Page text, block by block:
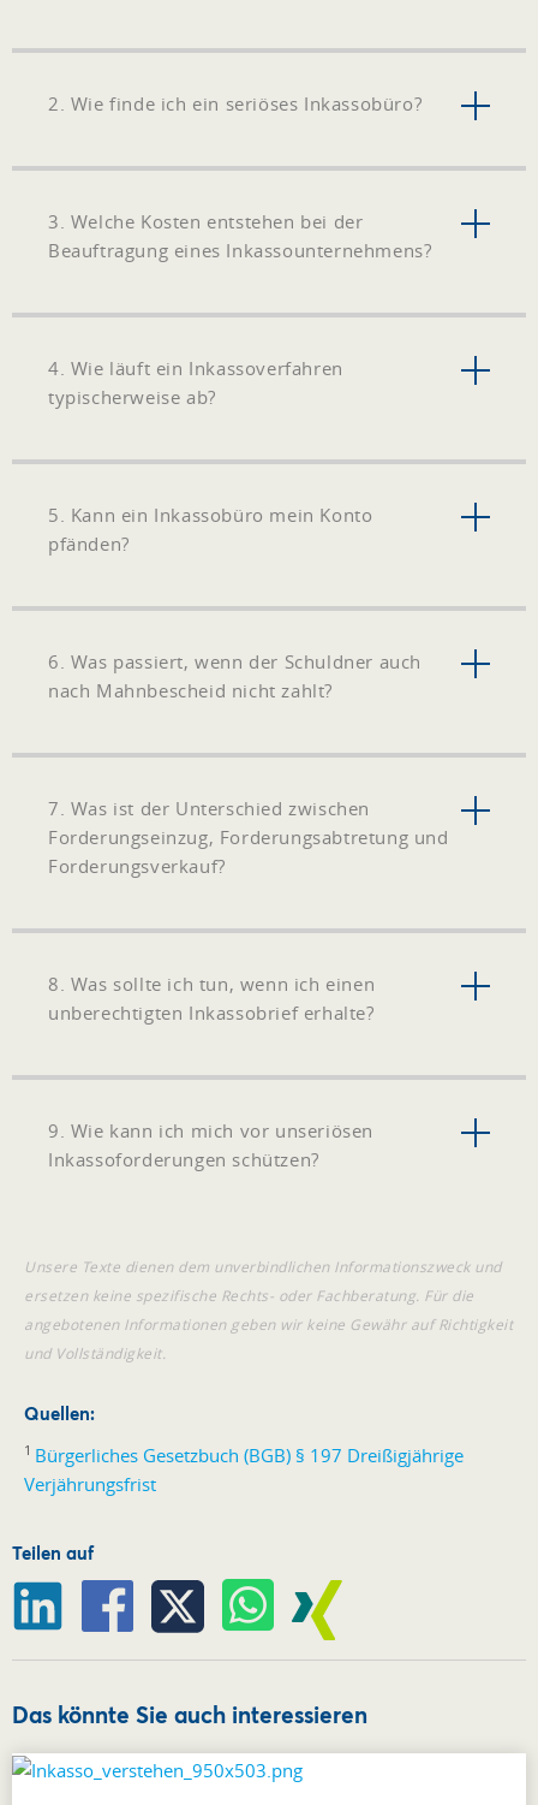
2. Wie finde ich ein seriöses Inkassobüro?
3. Welche Kosten entstehen bei der
Beauftragung eines Inkassounternehmens?
4. Wie läuft ein Inkassoverfahren
typischerweise ab?
5. Kann ein Inkassobüro mein Konto
pfänden?
6. Was passiert, wenn der Schuldner auch
nach Mahnbescheid nicht zahlt?
7. Was ist der Unterschied zwischen
Forderungseinzug, Forderungsabtretung und
Forderungsverkauf?
8. Was sollte ich tun, wenn ich einen
unberechtigten Inkassobrief erhalte?
9. Wie kann ich mich vor unseriösen
Inkassoforderungen schützen?
Unsere Texte dienen dem unverbindlichen Informationszweck und
ersetzen keine spezifische Rechts- oder Fachberatung. Für die
angebotenen Informationen geben wir keine Gewähr auf Richtigkeit
und Vollständigkeit.
Quellen:
1 Bürgerliches Gesetzbuch (BGB) § 197 Dreißigjährige
Verjährungsfrist
Teilen auf
Das könnte Sie auch interessieren